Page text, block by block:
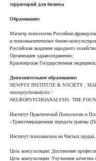
территорий для бизнеса
Образование:
Магистр психологии Российско-
и психоаналитическое бизнес-
Российская академия народного
Организация здравоохранения;
Красноярская Государственная
Дополнительное образование:
NEWPSY INSTITUTE & SOCIETY ,
neuropsychoanalysis /
NEUROPSYCHOANALYSIS. THE
Институт Практической Психологии и
«Трансгенерационная передача травмы
Институт психоанализа на Чистых
Цель консультации: Достижение
Цель консультации: Улучшение качества